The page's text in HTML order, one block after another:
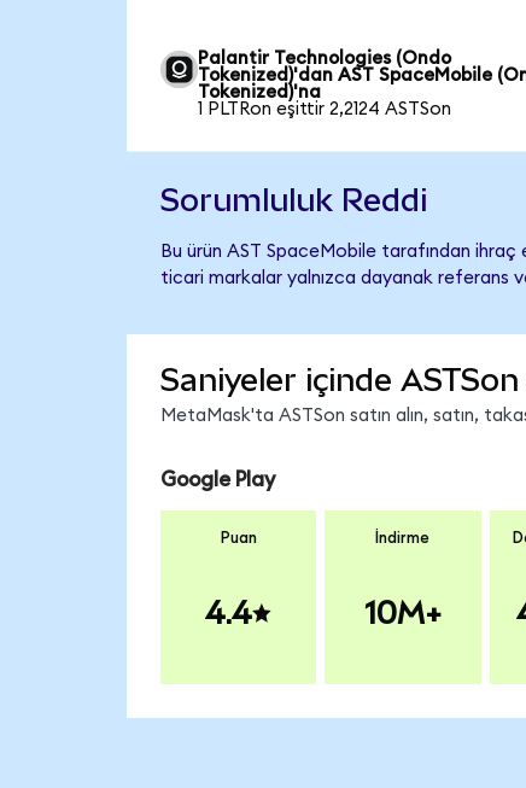
Palantir Technologies (Ondo
Tokenized)'dan AST SpaceMobile
Tokenized)'na
1 PLTRon eşittir 2,2124 ASTSon
Sorumluluk Reddi
Bu ürün AST SpaceMobile tarafından
ticari markalar yalnızca dayanak referans
Saniyeler içinde
MetaMask'ta ASTSon satın alın, satın,
Google Play
Puan
4.4
İndirme
10M+